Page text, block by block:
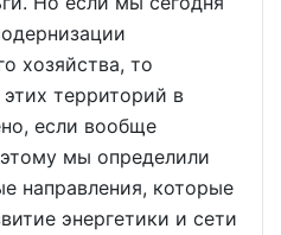
хозяйства, то
территорий в
если вообще
мы определили
направления, которые
энергетики и сети